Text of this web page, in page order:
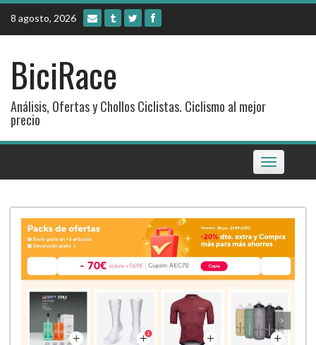
Skip
content
8 agosto, 2026
BiciRace
Análisis, Ofertas y Chollos Ciclistas. Ciclismo al mejor
precio
Toggle
navigation